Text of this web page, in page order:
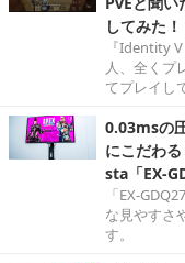
してみた！
『Identity
人、全くプ
てプレイし
0.03msの
にこだわ
sta「EX-
「EX-
な見やすさ
す。